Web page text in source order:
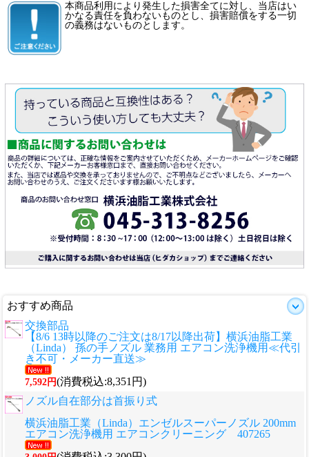
本商品利用により発生した損害全てに対し、当店はい
かなる責任を負わないものとし、損害賠償をする一切
の義務はないものとします。
おすすめ商品
交換部品
【8/6 13時以降のご注文は8/17以降出荷】横浜油脂工業
（Linda） 孫の手ノズル 業務用 エアコン洗浄機用≪代引
き不可・メーカー直送≫
7,592円(消費税込:8,351円)
ノズル自在部分は首振り式
横浜油脂工業（Linda）エンゼルスーパーノズル 200mm
エアコン洗浄機用 エアコンクリーニング 407265